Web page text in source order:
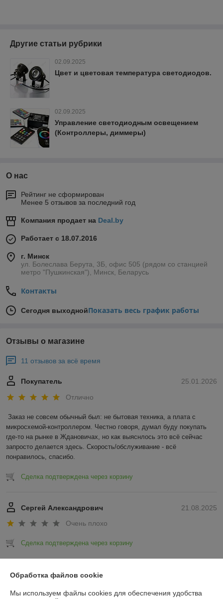
Другие статьи рубрики
02.09.2025
Цвет и цветовая температура светодиодов.
02.09.2025
Управление светодиодным освещением
(Контроллеры, диммеры)
О нас
Рейтинг не сформирован
Менее 5 отзывов за последний год
Компания продает на Deal.by
Работает с 18.07.2016
г. Минск
ул. Болеслава Берута, 3Б, офис 505 (рядом со станцией
метро "Пушкинская"), Минск, Беларусь
Контакты
Сегодня выходнойПоказать весь график работы
Отзывы о магазине
11 отзывов за всё время
25.01.2026
Покупатель
Отлично
Заказ не совсем обычный был: не бытовая техника, а плата с
микросхемой-контроллером. Честно говоря, думал буду покупать
где-то на рынке в Ждановичах, но как выяснлось это всё сейчас
запросто делается здесь. Скорость/обслуживание - всё
понравилось, спасибо.
Сделка подтверждена через корзину
21.08.2025
Сергей Александрович
Очень плохо
Сделка подтверждена через корзину
Обработка файлов cookie
Мы используем файлы cookies для обеспечения удобства